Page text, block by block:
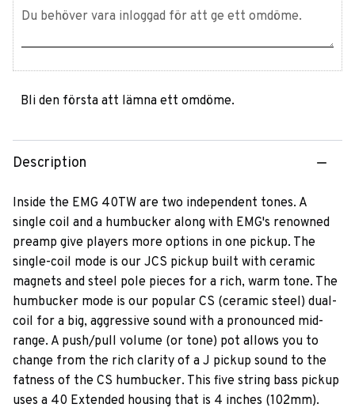
Bli den första att lämna ett omdöme.
Description
Inside the EMG 40TW are two independent tones. A
single coil and a humbucker along with EMG's renowned
preamp give players more options in one pickup. The
single-coil mode is our JCS pickup built with ceramic
magnets and steel pole pieces for a rich, warm tone. The
humbucker mode is our popular CS (ceramic steel) dual-
coil for a big, aggressive sound with a pronounced mid-
range. A push/pull volume (or tone) pot allows you to
change from the rich clarity of a J pickup sound to the
fatness of the CS humbucker. This five string bass pickup
uses a 40 Extended housing that is 4 inches (102mm).